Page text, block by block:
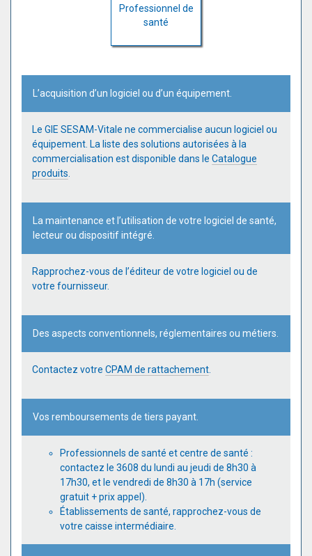
Professionnel de
santé
L’acquisition d’un logiciel ou d’un équipement.
Le GIE SESAM-Vitale ne commercialise aucun logiciel ou
équipement. La liste des solutions autorisées à la
commercialisation est disponible dans le Catalogue
produits.
La maintenance et l’utilisation de votre logiciel de santé,
lecteur ou dispositif intégré.
Rapprochez-vous de l’éditeur de votre logiciel ou de
votre fournisseur.
Des aspects conventionnels, réglementaires ou métiers.
Contactez votre CPAM de rattachement.
Vos remboursements de tiers payant.
Professionnels de santé et centre de santé :
contactez le 3608 du lundi au jeudi de 8h30 à
17h30, et le vendredi de 8h30 à 17h (service
gratuit + prix appel).
Établissements de santé, rapprochez-vous de
votre caisse intermédiaire.